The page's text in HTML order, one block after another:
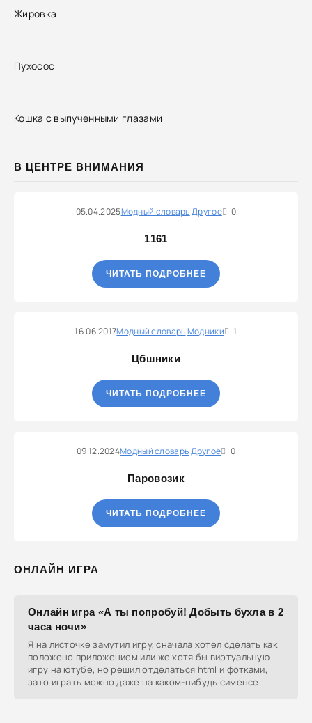
Жировка
Пухосос
Кошка с выпученными глазами
В ЦЕНТРЕ ВНИМАНИЯ
05.04.2025Модный словарьДругое 0
1161
ЧИТАТЬ ПОДРОБНЕЕ
16.06.2017Модный словарьМодники 1
Цбшники
ЧИТАТЬ ПОДРОБНЕЕ
09.12.2024Модный словарьДругое 0
Паровозик
ЧИТАТЬ ПОДРОБНЕЕ
ОНЛАЙН ИГРА
Онлайн игра «А ты попробуй! Добыть бухла в 2
часа ночи»
Я на листочке замутил игру, сначала хотел сделать как
положено приложением или же хотя бы виртуальную
игру на ютубе, но решил отделаться html и фотками,
зато играть можно даже на каком-нибудь сименсе.